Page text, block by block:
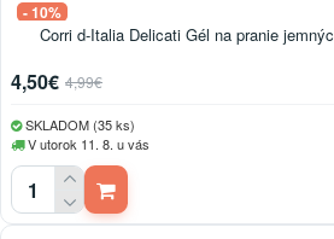
- 10%
Corri d-Italia Delicati Gél na pranie
4,50€ 4,99€
SKLADOM (35 ks)
V utorok 11. 8. u vás